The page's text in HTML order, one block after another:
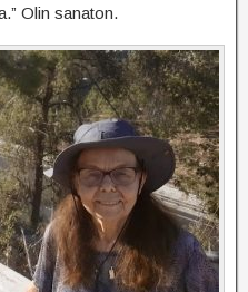
Olin sanaton.